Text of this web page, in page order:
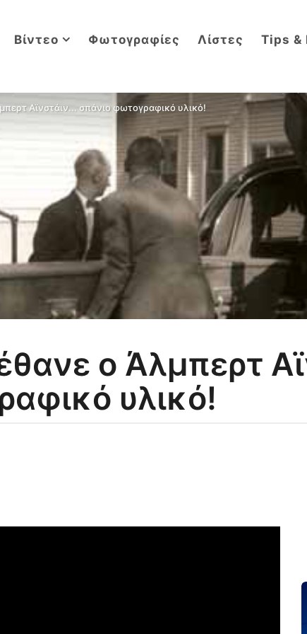
Βίντεο Φωτογραφίες Λίστες Tips &
Αϊνστάιν... σπάνιο φωτογραφικό υλικό!
ο Άλμπερτ
υλικό!